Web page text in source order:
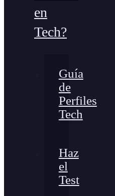
en
Tech?
Guía
de
Perfiles
Tech
Haz
el
Test